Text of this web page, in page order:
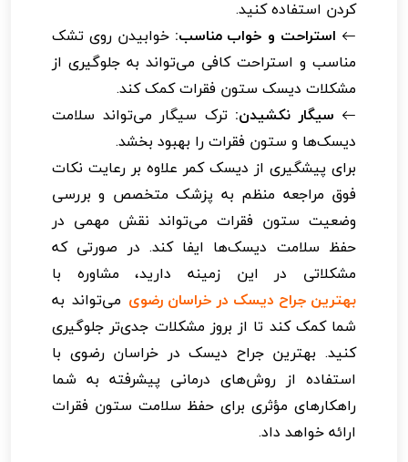
کردن استفاده کنید.
استراحت و خواب مناسب: خوابیدن روی تشک
مناسب و استراحت کافی می‌تواند به جلوگیری از
مشکلات دیسک ستون فقرات کمک کند.
سیگار نکشیدن: ترک سیگار می‌تواند سلامت
دیسک‌ها و ستون فقرات را بهبود بخشد.
برای پیشگیری از دیسک کمر علاوه بر رعایت نکات
فوق مراجعه منظم به پزشک متخصص و بررسی
وضعیت ستون فقرات می‌تواند نقش مهمی در
حفظ سلامت دیسک‌ها ایفا کند. در صورتی که
مشکلاتی در این زمینه دارید، مشاوره با
بهترین جراح دیسک در خراسان رضوی می‌تواند به
شما کمک کند تا از بروز مشکلات جدی‌تر جلوگیری
کنید. بهترین جراح دیسک در خراسان رضوی با
استفاده از روش‌های درمانی پیشرفته به شما
راهکارهای مؤثری برای حفظ سلامت ستون فقرات
ارائه خواهد داد.